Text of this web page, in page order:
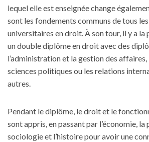
lequel elle est enseignée change
sont les fondements communs de tous
universitaires en droit. À son tour, il y a la
un double diplôme en droit avec des
l’administration et la gestion des
sciences politiques ou les relations
autres.
Pendant le diplôme, le droit et le
sont appris, en passant par l’économie, la
sociologie et l’histoire pour avoir une